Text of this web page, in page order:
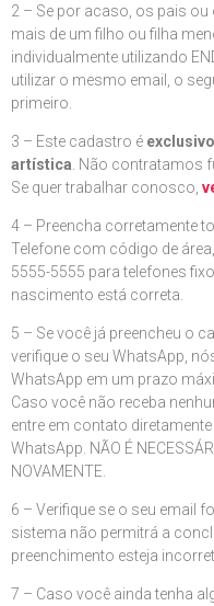
2 – Se por acaso, os pais
mais de um filho ou filha
individualmente utilizando
utilizar o mesmo email, o
primeiro.
3 – Este cadastro é
artística . Não contratamos
Se quer trabalhar conosco,
4 – Preencha corretamente
Telefone com código de
5555-5555 para telefones
nascimento está correta.
5 – Se você já preencheu o
verifique o seu WhatsApp,
WhatsApp em um prazo
Caso você não receba
entre em contato
WhatsApp. NÃO É
NOVAMENTE.
6 – Verifique se o seu email
sistema não permitrá a
preenchimento esteja
7 – Caso você ainda tenha